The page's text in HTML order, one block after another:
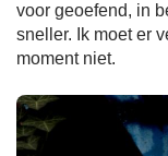
voor geoefend, in
sneller. Ik moet er
moment niet.